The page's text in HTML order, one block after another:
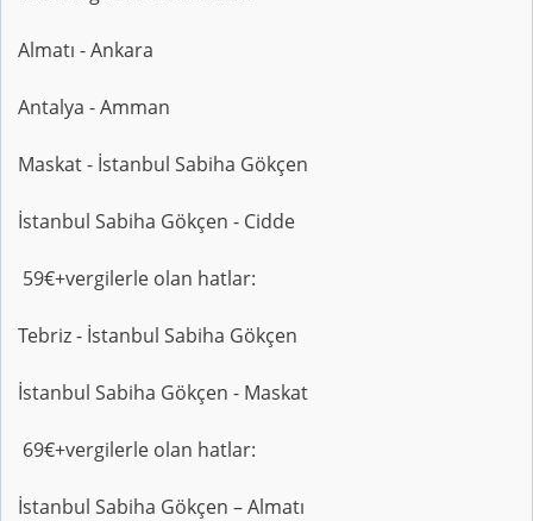
Almatı - Ankara
Antalya - Amman
Maskat - İstanbul Sabiha Gökçen
İstanbul Sabiha Gökçen - Cidde
59€+vergilerle olan hatlar:
Tebriz - İstanbul Sabiha Gökçen
İstanbul Sabiha Gökçen - Maskat
69€+vergilerle olan hatlar:
İstanbul Sabiha Gökçen – Almatı